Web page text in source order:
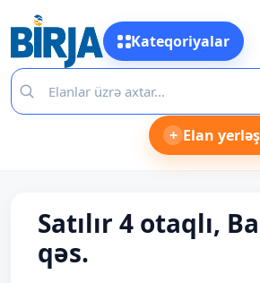
Kateqoriyalar
+ Elan
Satılır 4 otaqlı,
qəs.